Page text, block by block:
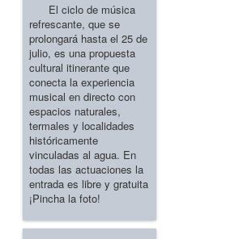
El ciclo de música
refrescante, que se
prolongará hasta el 25 de
julio, es una propuesta
cultural itinerante que
conecta la experiencia
musical en directo con
espacios naturales,
termales y localidades
históricamente
vinculadas al agua. En
todas las actuaciones la
entrada es libre y gratuita
¡Pincha la foto!